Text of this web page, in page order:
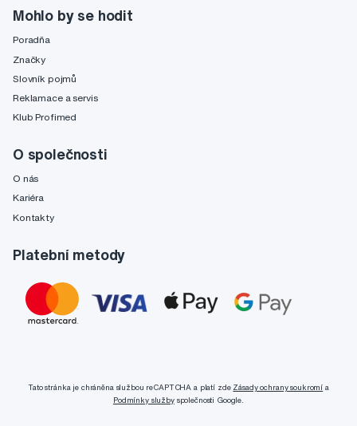
Mohlo by se hodit
Poradňa
Značky
Slovník pojmů
Reklamace a servis
Klub Profimed
O společnosti
O nás
Kariéra
Kontakty
Platební metody
Tato stránka je chráněna službou reCAPTCHA a platí zde Zásady ochrany soukromí a
Podmínky službyspolečnosti Google.